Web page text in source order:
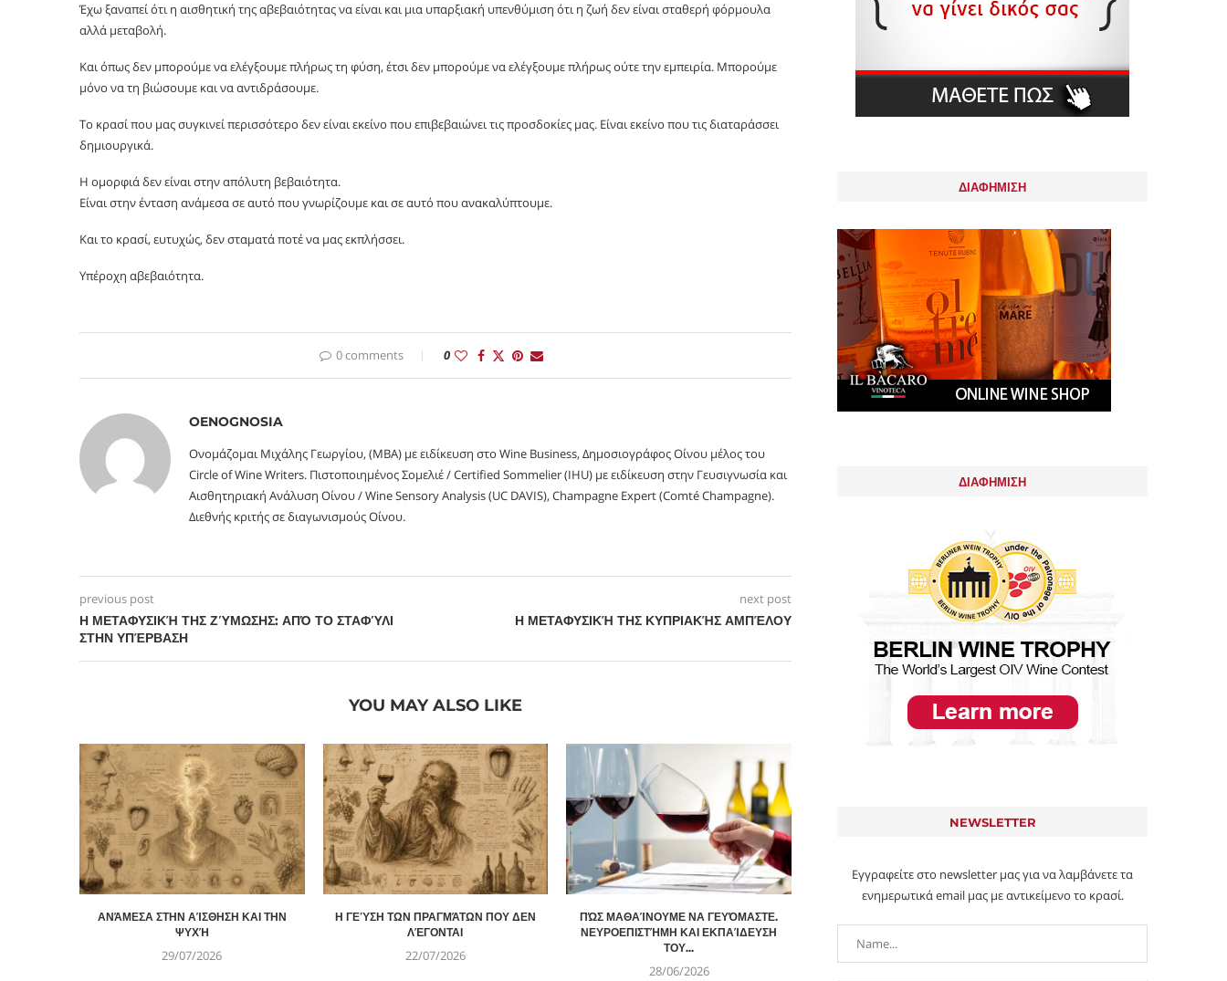
Έχω ξαναπεί ότι η αισθητική της αβεβαιότητας να είναι και μια υπαρξιακή υπενθύμιση ότι η ζωή δεν είναι σταθερή φόρμουλα
αλλά μεταβολή.
Και όπως δεν μπορούμε να ελέγξουμε πλήρως τη φύση, έτσι δεν μπορούμε να ελέγξουμε πλήρως ούτε την εμπειρία. Μπορούμε
μόνο να τη βιώσουμε και να αντιδράσουμε.
Το κρασί που μας συγκινεί περισσότερο δεν είναι εκείνο που επιβεβαιώνει τις προσδοκίες μας. Είναι εκείνο που τις διαταράσσει
δημιουργικά.
Η ομορφιά δεν είναι στην απόλυτη βεβαιότητα.
Είναι στην ένταση ανάμεσα σε αυτό που γνωρίζουμε και σε αυτό που ανακαλύπτουμε.
Και το κρασί, ευτυχώς, δεν σταματά ποτέ να μας εκπλήσσει.
Υπέροχη αβεβαιότητα.
0 comments 0
OENOGNOSIA
Ονομάζομαι Μιχάλης Γεωργίου, (MBA) με ειδίκευση στο Wine Business, Δημοσιογράφος Οίνου μέλος του
Circle of Wine Writers. Πιστοποιημένος Σομελιέ / Certified Sommelier (IHU) με ειδίκευση στην Γευσιγνωσία και
Αισθητηριακή Ανάλυση Οίνου / Wine Sensory Analysis (UC DAVIS), Champagne Expert (Comté Champagne).
Διεθνής κριτής σε διαγωνισμούς Οίνου.
previous post
Η ΜΕΤΑΦΥΣΙΚΉ ΤΗΣ ΖΎΜΩΣΗΣ: ΑΠΌ ΤΟ ΣΤΑΦΎΛΙ
ΣΤΗΝ ΥΠΈΡΒΑΣΗ
next post
Η ΜΕΤΑΦΥΣΙΚΉ ΤΗΣ ΚΥΠΡΙΑΚΉΣ ΑΜΠΈΛΟΥ
YOU MAY ALSO LIKE
ΑΝΆΜΕΣΑ ΣΤΗΝ ΑΊΣΘΗΣΗ ΚΑΙ ΤΗΝ
ΨΥΧΉ
29/07/2026
Η ΓΕΎΣΗ ΤΩΝ ΠΡΑΓΜΆΤΩΝ ΠΟΥ ΔΕΝ
ΛΈΓΟΝΤΑΙ
22/07/2026
ΠΏΣ ΜΑΘΑΊΝΟΥΜΕ ΝΑ ΓΕΥΌΜΑΣΤΕ.
ΝΕΥΡΟΕΠΙΣΤΉΜΗ ΚΑΙ ΕΚΠΑΊΔΕΥΣΗ
ΤΟΥ...
28/06/2026
ΔΙΑΦΗΜΙΣΗ
ΔΙΑΦΗΜΙΣΗ
NEWSLETTER
Εγγραφείτε στο newsletter μας για να λαμβάνετε τα
ενημερωτικά email μας με αντικείμενο το κρασί.